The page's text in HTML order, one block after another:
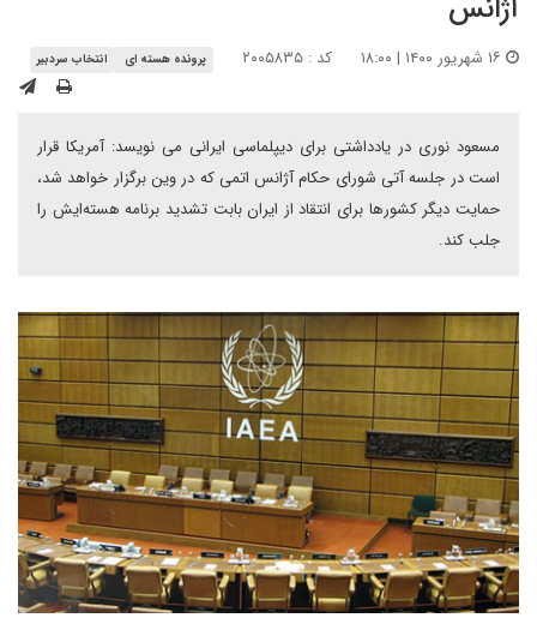
آژانس
کد : ۲۰۰۵۸۳۵ پرونده هسته ای انتخاب سردبیر
مسعود نوری در یادداشتی برای دیپلماسی ایرانی می نویسد: آمریکا قرار
است در جلسه آتی شورای حکام آژانس اتمی که در وین برگزار خواهد شد،
حمایت دیگر کشورها برای انتقاد از ایران بابت تشدید برنامه هسته‌ایش را
جلب کند.